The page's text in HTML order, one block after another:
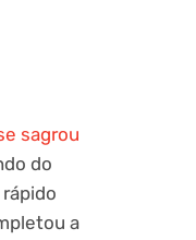
sagrou
do
a